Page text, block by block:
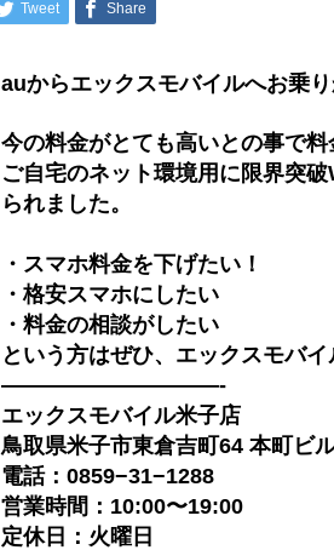
Tweet Share
auからエックスモバイルへお乗
今の料金がとても高いとの事で
ご自宅のネット環境用に限界突
られました。
・スマホ料金を下げたい！
・格安スマホにしたい
・料金の相談がしたい
という方はぜひ、エックスモバ
——————————-
エックスモバイル米子店
鳥取県米子市東倉吉町64 本町ビ
電話：0859−31−1288
営業時間：10:00〜19:00
定休日：火曜日